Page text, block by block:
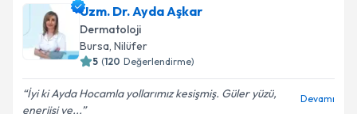
Op. Dr. Merve Zeynep Koday
talebi oluşturun. Size bu uzmandan randevu almanız
için bir takvim hazırlandığında e-posta ile
bilgilendireceğiz.
E-posta Adresiniz
Uzm. Dr. Ayda Aşkar
Dermatoloji
Bursa, Nilüfer
5 (120 Değerlendirme)
İyi ki Ayda Hocamla yollarımız kesişmiş. Güler yüzü,
enerjisi ve...
Devamı